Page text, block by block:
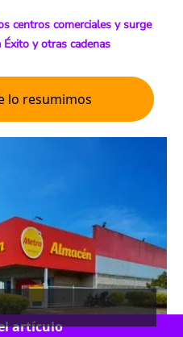
centros comerciales y surge
y otras cadenas
lo resumimos
artículo